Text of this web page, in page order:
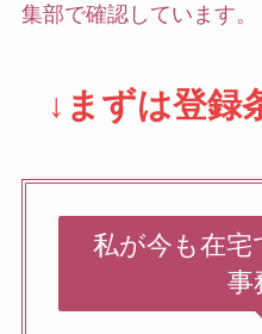
集部で確認しています。
↓まずは登録
私が今も在宅
事